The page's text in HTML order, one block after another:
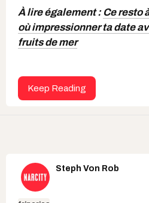
À lire également : Ce resto
où impressionner ta date
fruits de mer
Keep Reading
Steph Von Rob